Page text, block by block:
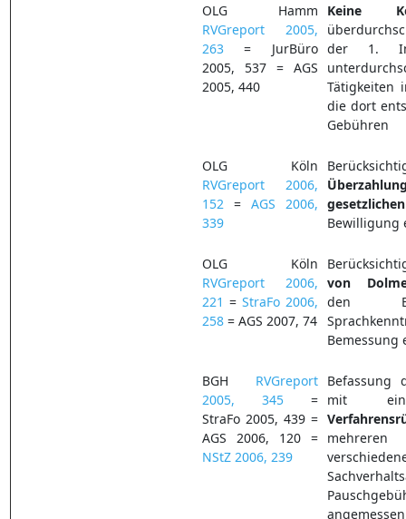
OLG Hamm
RVGreport 2005,
263= JurBüro
2005, 537 = AGS
2005, 440
Keine
der 1.
Tätigkeiten
die dort
Gebühren
OLG Köln
RVGreport 2006,
152 = AGS 2006,
339
Bewilligung
OLG Köln
RVGreport 2006,
221 = StraFo 2006,
258= AGS 2007, 74
von
den
Bemessung
BGH RVGreport
2005, 345=
StraFo 2005, 439 =
AGS 2006, 120 =
NStZ 2006, 239
Befassung
mit
mehreren
angemessen